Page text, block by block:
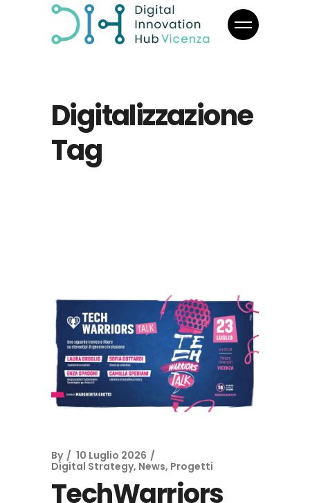
Digitalizzazione
Tag
By
10 Luglio 2026
Digital Strategy, News, Progetti
TechWarriors